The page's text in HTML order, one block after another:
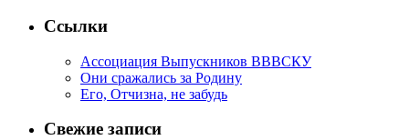
Ссылки
Ассоциация Выпускников ВВВСКУ
Они сражались за Родину
Его, Отчизна, не забудь
Свежие записи